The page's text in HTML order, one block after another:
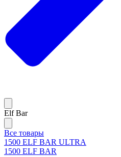
Elf Bar
Все товары
1500 ELF BAR ULTRA
1500 ELF BAR